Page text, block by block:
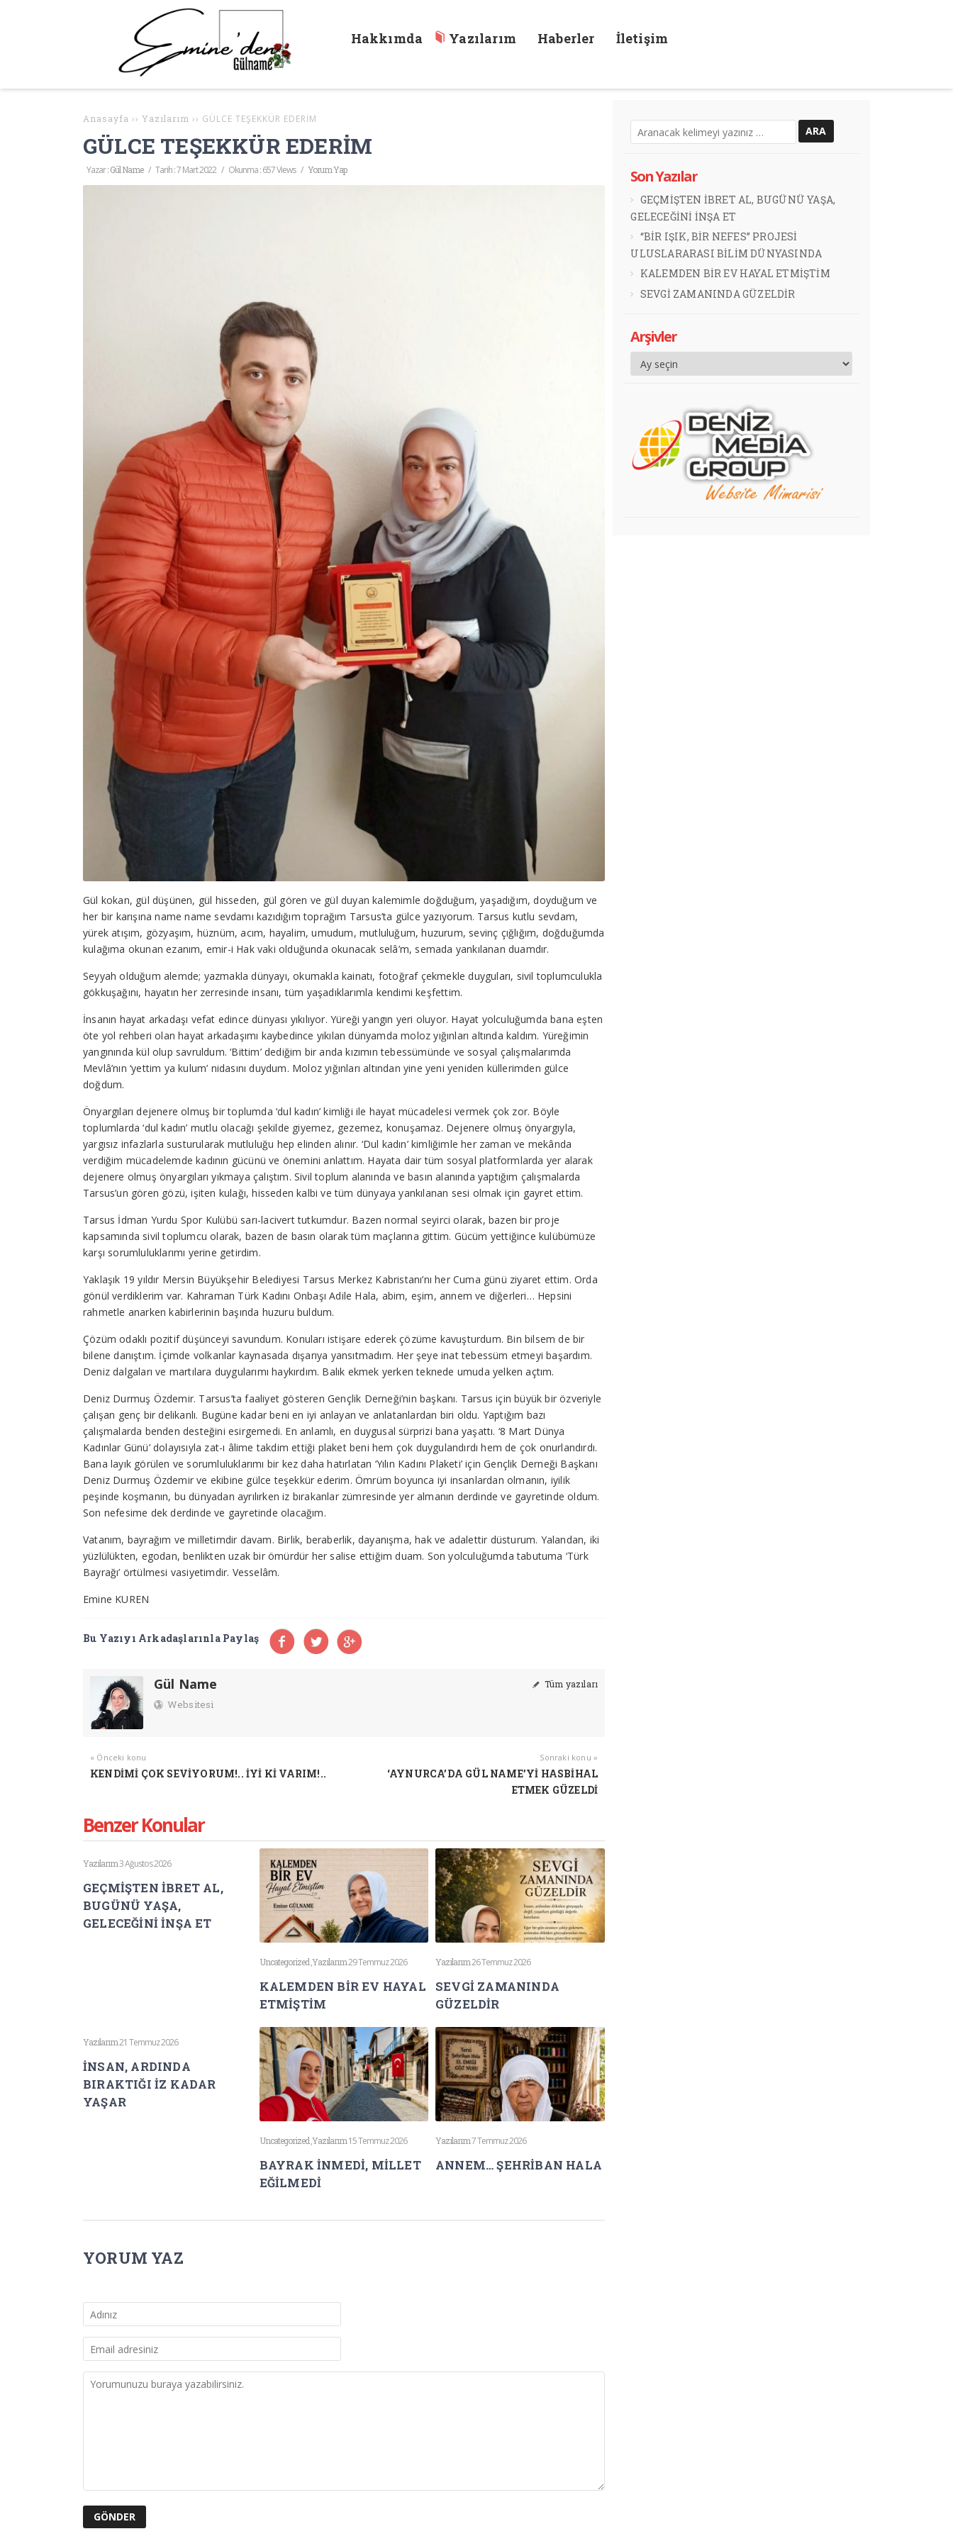
Hakkımda Yazılarım Haberler İletişim
Anasayfa ›› Yazılarım ›› GÜLCE TEŞEKKÜR EDERİM
GÜLCE TEŞEKKÜR EDERİM
Yazar :Gül Name / Tarih :7 Mart 2022 / Okunma : 657 Views / Yorum Yap
Gül kokan, gül düşünen, gül hisseden, gül gören ve gül duyan kalemimle doğduğum, yaşadığım, doyduğum ve
her bir karışına name name sevdamı kazıdığım toprağım Tarsus’ta gülce yazıyorum. Tarsus kutlu sevdam,
yürek atışım, gözyaşım, hüznüm, acım, hayalim, umudum, mutluluğum, huzurum, sevinç çığlığım, doğduğumda
kulağıma okunan ezanım, emir-i Hak vaki olduğunda okunacak selâ’m, semada yankılanan duamdır.
Seyyah olduğum alemde; yazmakla dünyayı, okumakla kainatı, fotoğraf çekmekle duyguları, sivil toplumculukla
gökkuşağını, hayatın her zerresinde insanı, tüm yaşadıklarımla kendimi keşfettim.
İnsanın hayat arkadaşı vefat edince dünyası yıkılıyor. Yüreği yangın yeri oluyor. Hayat yolculuğumda bana eşten
öte yol rehberi olan hayat arkadaşımı kaybedince yıkılan dünyamda moloz yığınları altında kaldım. Yüreğimin
yangınında kül olup savruldum. ‘Bittim’ dediğim bir anda kızımın tebessümünde ve sosyal çalışmalarımda
Mevlâ’nın ‘yettim ya kulum’ nidasını duydum. Moloz yığınları altından yine yeni yeniden küllerimden gülce
doğdum.
Önyargıları dejenere olmuş bir toplumda ‘dul kadın’ kimliği ile hayat mücadelesi vermek çok zor. Böyle
toplumlarda ‘dul kadın’ mutlu olacağı şekilde giyemez, gezemez, konuşamaz. Dejenere olmuş önyargıyla,
yargısız infazlarla susturularak mutluluğu hep elinden alınır. ‘Dul kadın’ kimliğimle her zaman ve mekânda
verdiğim mücadelemde kadının gücünü ve önemini anlattım. Hayata dair tüm sosyal platformlarda yer alarak
dejenere olmuş önyargıları yıkmaya çalıştım. Sivil toplum alanında ve basın alanında yaptığım çalışmalarda
Tarsus’un gören gözü, işiten kulağı, hisseden kalbi ve tüm dünyaya yankılanan sesi olmak için gayret ettim.
Tarsus İdman Yurdu Spor Kulübü sarı-lacivert tutkumdur. Bazen normal seyirci olarak, bazen bir proje
kapsamında sivil toplumcu olarak, bazen de basın olarak tüm maçlarına gittim. Gücüm yettiğince kulübümüze
karşı sorumluluklarımı yerine getirdim.
Yaklaşık 19 yıldır Mersin Büyükşehir Belediyesi Tarsus Merkez Kabristanı’nı her Cuma günü ziyaret ettim. Orda
gönül verdiklerim var. Kahraman Türk Kadını Onbaşı Adile Hala, abim, eşim, annem ve diğerleri… Hepsini
rahmetle anarken kabirlerinin başında huzuru buldum.
Çözüm odaklı pozitif düşünceyi savundum. Konuları istişare ederek çözüme kavuşturdum. Bin bilsem de bir
bilene danıştım. İçimde volkanlar kaynasada dışarıya yansıtmadım. Her şeye inat tebessüm etmeyi başardım.
Deniz dalgaları ve martılara duygularımı haykırdım. Balık ekmek yerken teknede umuda yelken açtım.
Deniz Durmuş Özdemir. Tarsus’ta faaliyet gösteren Gençlik Derneği’nin başkanı. Tarsus için büyük bir özveriyle
çalışan genç bir delikanlı. Bugüne kadar beni en iyi anlayan ve anlatanlardan biri oldu. Yaptığım bazı
çalışmalarda benden desteğini esirgemedi. En anlamlı, en duygusal sürprizi bana yaşattı. ‘8 Mart Dünya
Kadınlar Günü’ dolayısıyla zat-ı âlime takdim ettiği plaket beni hem çok duygulandırdı hem de çok onurlandırdı.
Bana layık görülen ve sorumluluklarımı bir kez daha hatırlatan ‘Yılın Kadını Plaketi’ için Gençlik Derneği Başkanı
Deniz Durmuş Özdemir ve ekibine gülce teşekkür ederim. Ömrüm boyunca iyi insanlardan olmanın, iyilik
peşinde koşmanın, bu dünyadan ayrılırken iz bırakanlar zümresinde yer almanın derdinde ve gayretinde oldum.
Son nefesime dek derdinde ve gayretinde olacağım.
Vatanım, bayrağım ve milletimdir davam. Birlik, beraberlik, dayanışma, hak ve adalettir düsturum. Yalandan, iki
yüzlülükten, egodan, benlikten uzak bir ömürdür her salise ettiğim duam. Son yolculuğumda tabutuma ‘Türk
Bayrağı’ örtülmesi vasiyetimdir. Vesselâm.
Emine KUREN
Bu Yazıyı Arkadaşlarınla Paylaş
Gül Name Tüm yazıları
Websitesi
« Önceki konu
KENDİMİ ÇOK SEVİYORUM!.. İYİ Kİ VARIM!..
Sonraki konu »
‘AYNURCA’DA GÜL NAME’Yİ HASBİHAL
ETMEK GÜZELDİ
Benzer Konular
Yazılarım3 Ağustos 2026
GEÇMİŞTEN İBRET AL,
BUGÜNÜ YAŞA,
GELECEĞİNİ İNŞA ET
Uncategorized,Yazılarım29 Temmuz 2026
KALEMDEN BİR EV HAYAL
ETMİŞTİM
Yazılarım26 Temmuz 2026
SEVGİ ZAMANINDA
GÜZELDİR
Yazılarım21 Temmuz 2026
İNSAN, ARDINDA
BIRAKTIĞI İZ KADAR
YAŞAR
Uncategorized,Yazılarım 15 Temmuz 2026
BAYRAK İNMEDİ, MİLLET
EĞİLMEDİ
Yazılarım7 Temmuz 2026
ANNEM… ŞEHRİBAN HALA
YORUM YAZ
Son Yazılar
GEÇMİŞTEN İBRET AL, BUGÜNÜ YAŞA,
GELECEĞİNİ İNŞA ET
“BİR IŞIK, BİR NEFES” PROJESİ
ULUSLARARASI BİLİM DÜNYASINDA
KALEMDEN BİR EV HAYAL ETMİŞTİM
SEVGİ ZAMANINDA GÜZELDİR
Arşivler